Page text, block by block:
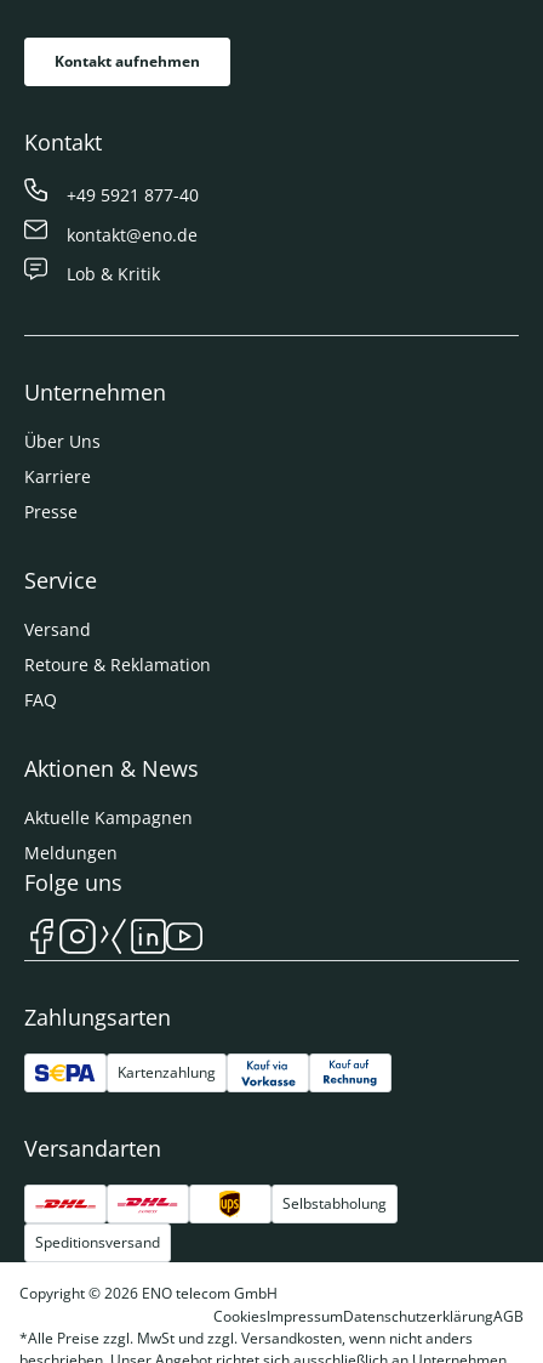
Kontakt aufnehmen
Kontakt
+49 5921 877-40
kontakt@eno.de
Lob & Kritik
Unternehmen
Über Uns
Karriere
Presse
Service
Versand
Retoure & Reklamation
FAQ
Aktionen & News
Aktuelle Kampagnen
Meldungen
Zahlungsarten
Kartenzahlung
Versandarten
Selbstabholung
Speditionsversand
Folge uns
Copyright © 2026 ENO telecom GmbH
CookiesImpressumDatenschutzerklärungAGB
*Alle Preise zzgl. MwSt und zzgl. Versandkosten, wenn nicht anders